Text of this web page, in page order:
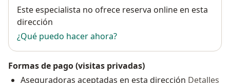
Disponibilidad
Este especialista no ofrece reserva online en esta
dirección
¿Qué puedo hacer ahora?
Formas de pago (visitas privadas)
Aseguradoras aceptadas en esta dirección Detalles